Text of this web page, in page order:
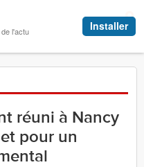
réuni à Nancy
pour un